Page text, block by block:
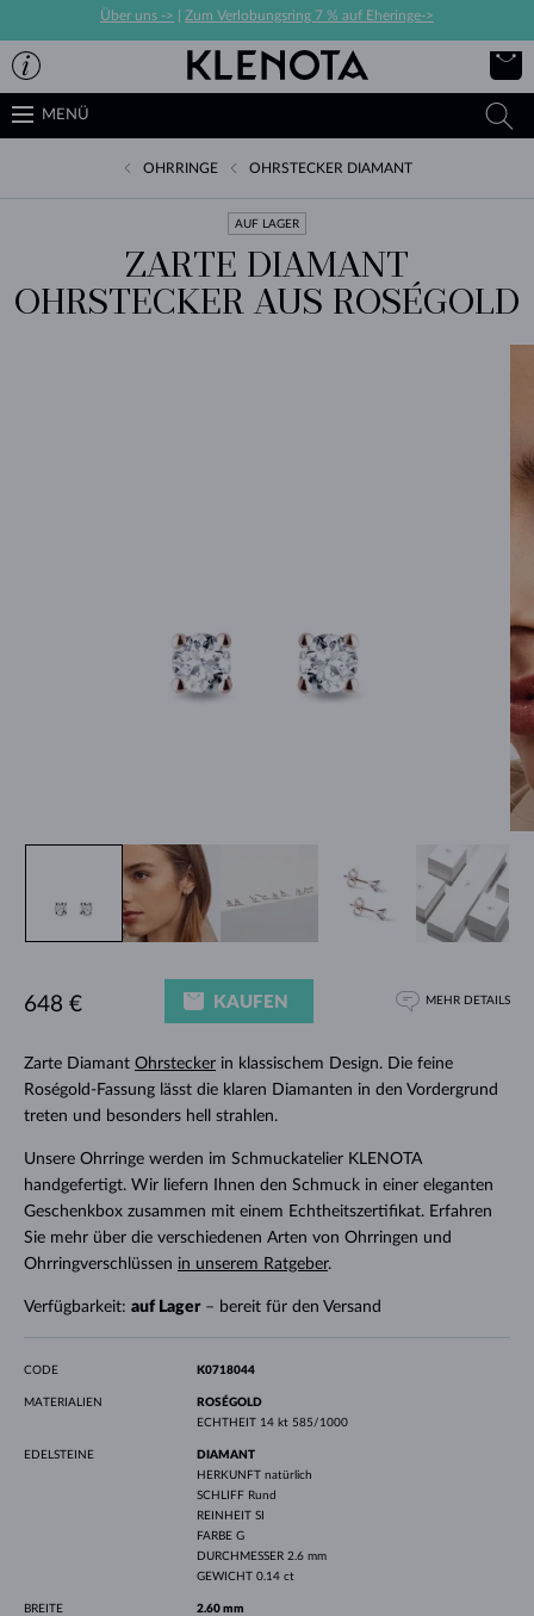
Über uns -> Zum Verlobungsring 7 % auf Eheringe->
MENÜ
OHRRINGE OHRSTECKER DIAMANT
AUF LAGER
ZARTE DIAMANT
OHRSTECKER AUS ROSÉGOLD
Zarte Diamant Ohrsteckerin klassischem Design. Die feine
Roségold-Fassung lässt die klaren Diamanten in den Vordergrund
treten und besonders hell strahlen.
Unsere Ohrringe werden im Schmuckatelier KLENOTA
handgefertigt. Wir liefern Ihnen den Schmuck in einer eleganten
Geschenkbox zusammen mit einem Echtheitszertifikat. Erfahren
Sie mehr über die verschiedenen Arten von Ohrringen und
Ohrringverschlüssen in unserem Ratgeber.
Verfügbarkeit: auf Lager– bereit für den Versand
648 € KAUFEN MEHR DETAILS
CODE K0718044
MATERIALIEN
ROSÉGOLD
ECHTHEIT 14 kt 585/1000
EDELSTEINE
DIAMANT
HERKUNFT natürlich
SCHLIFF Rund
REINHEIT SI
FARBE G
DURCHMESSER 2.6 mm
GEWICHT 0.14 ct
BREITE 2.60 mm